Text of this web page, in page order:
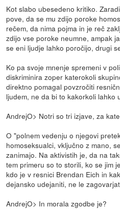
Kot slabo ubesedeno kritiko.
pove, da se mu zdijo poroke
rečem, da nima pojma in je reč
zdijo vse poroke neumne, ampak
se eni ljudje lahko poročijo, drugi
Ko pa svoje mnenje spremeni v
diskriminira zoper katerokoli
direktno pomagal povzročiti
ljudem, ne da bi to kakorkoli lahko
AndrejO> Notri so tri izjave, za
O "polnem vedenju o njegovi
homoseksualci, vključno z mano,
zanimajo. Na aktivistih je, da na
tem primeru so to storili, ko se jim
kdo je v resnici Brendan Eich in
dejansko udejaniti, ne le
AndrejO> In morala zgodbe je?